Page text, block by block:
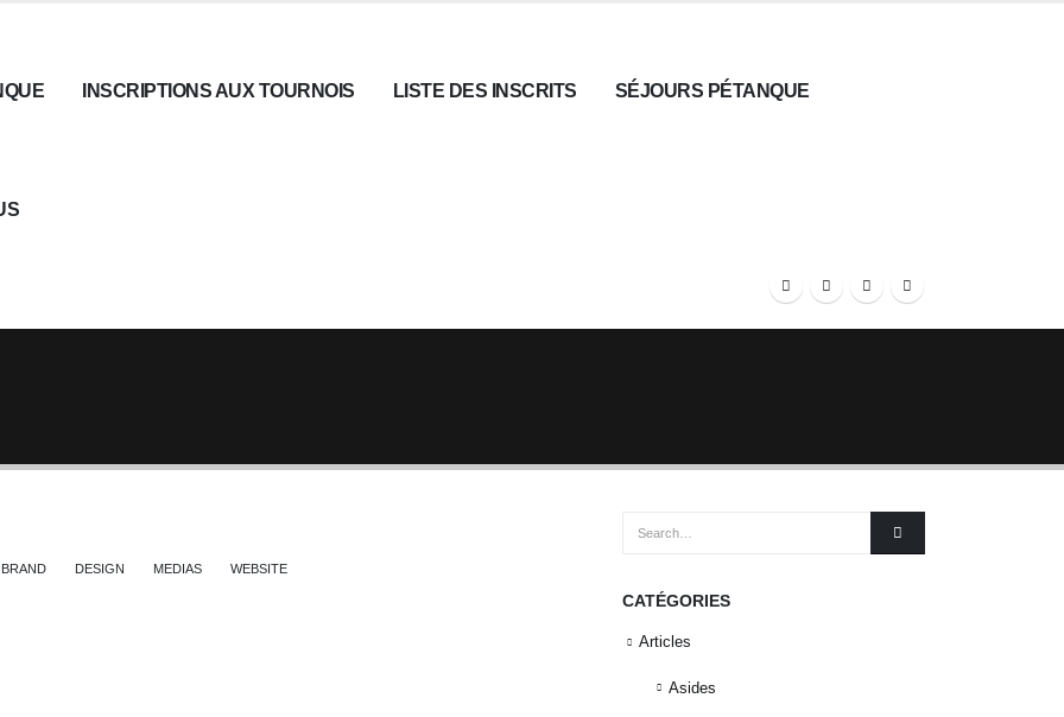
INSCRIPTIONS AUX TOURNOIS LISTE DES INSCRITS SÉJOURS PÉTANQUE
BRAND DESIGN MEDIAS WEBSITE
CATÉGORIES
Articles
Asides